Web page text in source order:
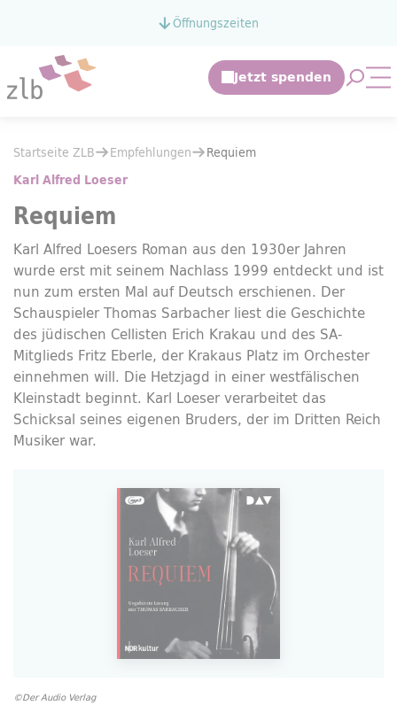
Zum Hauptinhalt springenÖffnungszeiten
Empfehlungen
Requiem
Sie befinden sich hier:
Startseite ZLB Empfehlungen Requiem
Karl Alfred Loeser
Requiem
Karl Alfred Loesers Roman aus den 1930er Jahren
wurde erst mit seinem Nachlass 1999 entdeckt und ist
nun zum ersten Mal auf Deutsch erschienen. Der
Schauspieler Thomas Sarbacher liest die Geschichte
des jüdischen Cellisten Erich Krakau und des SA-
Mitglieds Fritz Eberle, der Krakaus Platz im Orchester
einnehmen will. Die Hetzjagd in einer westfälischen
Kleinstadt beginnt. Karl Loeser verarbeitet das
Schicksal seines eigenen Bruders, der im Dritten Reich
Musiker war.
©Der Audio Verlag